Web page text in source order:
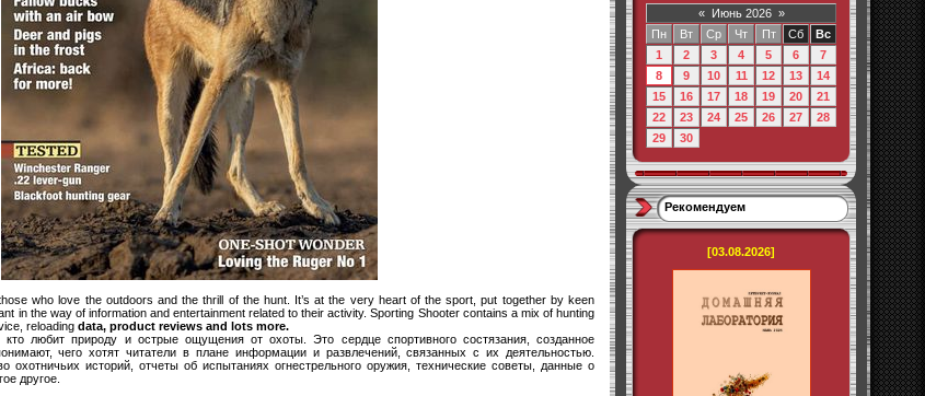
who love the outdoors and the thrill of the hunt. It’s at the very heart of the sport, put together by keen
in the way of information and entertainment related to their activity. Sporting Shooter contains a mix of hunting
reloading data, product reviews and lots more.
любит природу и острые ощущения от охоты. Это сердце спортивного состязания, созданное
чего хотят читатели в плане информации и развлечений, связанных с их деятельностью.
охотничьих историй, отчеты об испытаниях огнестрельного оружия, технические советы, данные о
другое.
« Июнь 2026 »
Пн
Вт Ср Чт Пт Сб
Вс
1
2 3 4 5 6
7
8
9 10 11 12 13
14
15
16 17 18 19 20
21
22
23 24 25 26 27
28
29
30
Рекомендуем
[03.08.2026]